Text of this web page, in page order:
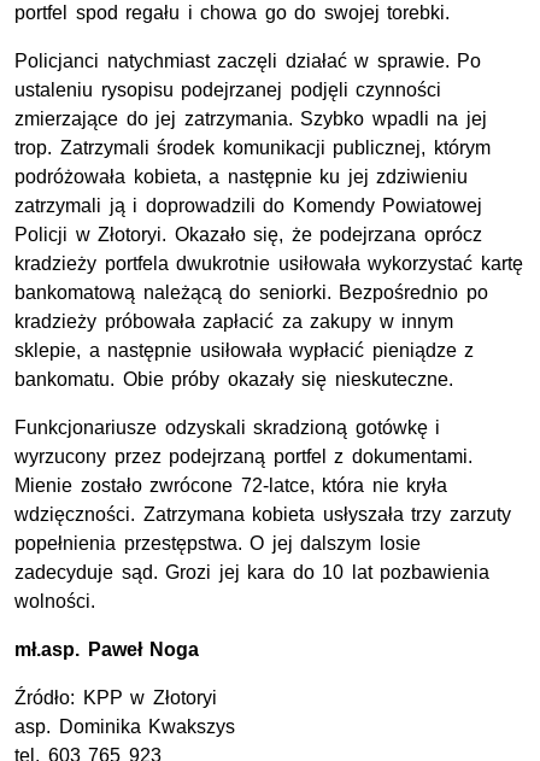
portfel spod regału i chowa go do swojej torebki.
Policjanci natychmiast zaczęli działać w sprawie. Po
ustaleniu rysopisu podejrzanej podjęli czynności
zmierzające do jej zatrzymania. Szybko wpadli na jej
trop. Zatrzymali środek komunikacji publicznej, którym
podróżowała kobieta, a następnie ku jej zdziwieniu
zatrzymali ją i doprowadzili do Komendy Powiatowej
Policji w Złotoryi. Okazało się, że podejrzana oprócz
kradzieży portfela dwukrotnie usiłowała wykorzystać kartę
bankomatową należącą do seniorki. Bezpośrednio po
kradzieży próbowała zapłacić za zakupy w innym
sklepie, a następnie usiłowała wypłacić pieniądze z
bankomatu. Obie próby okazały się nieskuteczne.
Funkcjonariusze odzyskali skradzioną gotówkę i
wyrzucony przez podejrzaną portfel z dokumentami.
Mienie zostało zwrócone 72-latce, która nie kryła
wdzięczności. Zatrzymana kobieta usłyszała trzy zarzuty
popełnienia przestępstwa. O jej dalszym losie
zadecyduje sąd. Grozi jej kara do 10 lat pozbawienia
wolności.
mł.asp. Paweł Noga
Źródło: KPP w Złotoryi
asp. Dominika Kwakszys
tel. 603 765 923